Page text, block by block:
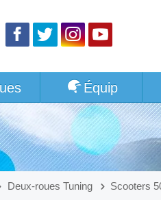
Équip
Deux-roues Tuning Scooters